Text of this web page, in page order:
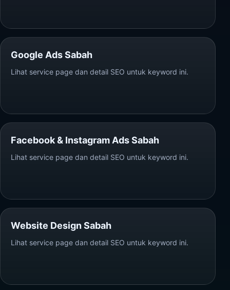
Google Ads Sabah
Lihat service page dan detail SEO untuk keyword ini.
Facebook & Instagram Ads Sabah
Lihat service page dan detail SEO untuk keyword ini.
Website Design Sabah
Lihat service page dan detail SEO untuk keyword ini.